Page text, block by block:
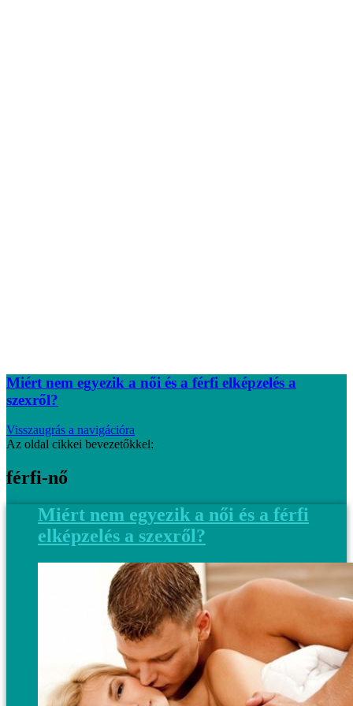
Miért nem egyezik a női és a férfi elképzelés a
szexről?
Visszaugrás a navigációra
Az oldal cikkei bevezetőkkel:
férfi-nő
Miért nem egyezik a női és a férfi
elképzelés a szexről?